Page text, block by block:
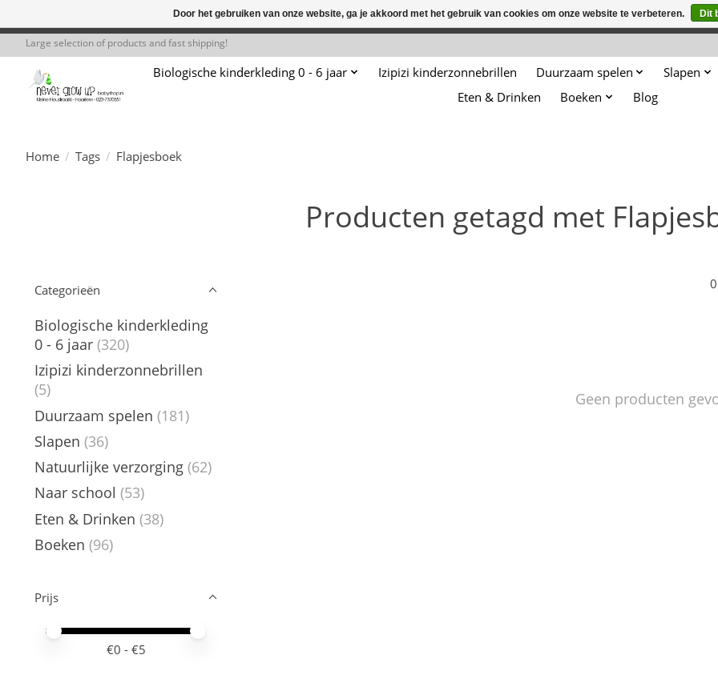
Large selection of products and fast shipping!
Biologische kinderkleding 0 - 6 jaar Izipizi kinderzonnebrillen Duurzaam spelen Slapen
Eten & Drinken
Boeken Blog
Home / Tags / Flapjesboek
Producten getagd met
Categorieën
Biologische kinderkleding
0 - 6 jaar (320)
Izipizi kinderzonnebrillen
(5)
Duurzaam spelen (181)
Slapen (36)
Natuurlijke verzorging (62)
Naar school (53)
Eten & Drinken (38)
Boeken (96)
Prijs
Minimale prijswaarde
Price maximum value
€0 - €5
Geen producten
Door het gebruiken van onze website, ga je akkoord met het gebruik van cookies om onze website te verbeteren. Dit
← Keer terug naar de backofficeDeze winkel is in aanbouw. Eventueel geplaatste orders zullen niet